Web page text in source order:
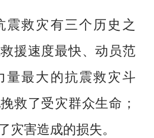
救灾有三个历史之
援速度最快、动员范
量最大的抗震救灾斗
救了受灾群众生命；
灾害造成的损失。